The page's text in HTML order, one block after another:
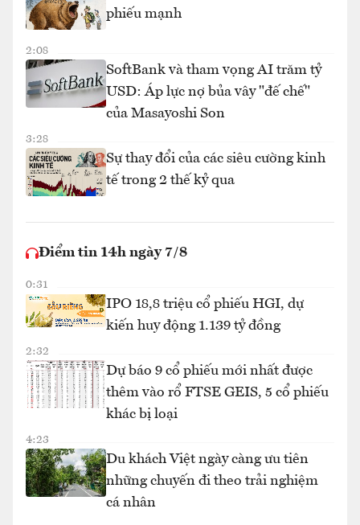
phiếu mạnh
2:08
SoftBank và tham vọng AI trăm tỷ
USD: Áp lực nợ bủa vây "đế chế"
của Masayoshi Son
3:28
Sự thay đổi của các siêu cường kinh
tế trong 2 thế kỷ qua
Điểm tin 14h ngày 7/8
0:31
IPO 18,8 triệu cổ phiếu HGI, dự
kiến huy động 1.139 tỷ đồng
2:32
Dự báo 9 cổ phiếu mới nhất được
thêm vào rổ FTSE GEIS, 5 cổ phiếu
khác bị loại
4:23
Du khách Việt ngày càng ưu tiên
những chuyến đi theo trải nghiệm
cá nhân